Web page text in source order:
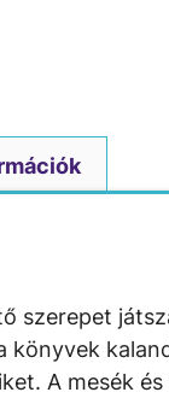
szerepet
könyvek
A mesék